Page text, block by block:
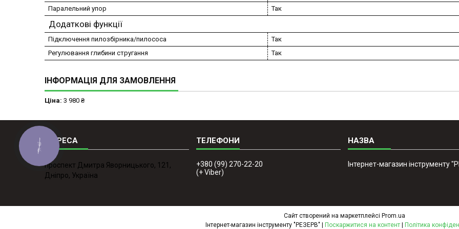
Паралельний упор
Так
Додаткові функції
Підключення пилозбірника/пилососа
Так
Регулювання глибини стругання
Так
ІНФОРМАЦІЯ ДЛЯ ЗАМОВЛЕННЯ
Ціна: 3 980 ₴
проспект Дмитра Яворницького, 121,
Дніпро, Україна
+380 (99) 270-22-20
(+ Viber)
Інтернет-магазин інструменту
Сайт створений на маркетплейсі Prom.ua
Поскаржитися на контент Політика
КНОПКА
ЗВ'ЯЗКУ